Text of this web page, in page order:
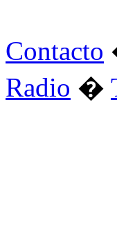
Contacto
Radio �